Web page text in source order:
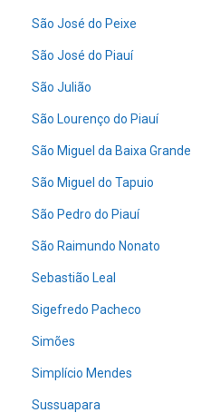
São José do Peixe
São José do Piauí
São Julião
São Lourenço do Piauí
São Miguel da Baixa Grande
São Miguel do Tapuio
São Pedro do Piauí
São Raimundo Nonato
Sebastião Leal
Sigefredo Pacheco
Simões
Simplício Mendes
Sussuapara